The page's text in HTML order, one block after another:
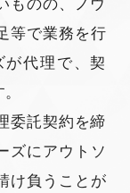
ものの、ノウ
等で業務を行
が代理で、契
委託契約を締
ズにアウトソ
け負うことが